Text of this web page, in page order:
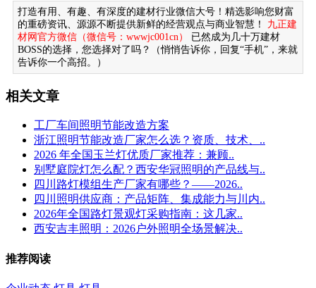
打造有用、有趣、有深度的建材行业微信大号！精选影响您财富
的重磅资讯、源源不断提供新鲜的经营观点与商业智慧！ 九正建
材网官方微信（微信号：wwwjc001cn）
已然成为几十万建材
BOSS的选择，您选择对了吗？（悄悄告诉你，回复“手机”，来就
告诉你一个高招。）
相关文章
工厂车间照明节能改造方案
浙江照明节能改造厂家怎么选？资质、技术、..
2026 年全国玉兰灯优质厂家推荐：兼顾..
别墅庭院灯怎么配？西安华冠照明的产品线与..
四川路灯模组生产厂家有哪些？——2026..
四川照明供应商：产品矩阵、集成能力与川内..
2026年全国路灯景观灯采购指南：这几家..
西安吉丰照明：2026户外照明全场景解决..
推荐阅读